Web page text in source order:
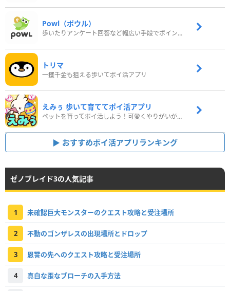
Powl（ポウル）
歩いたりアンケート回答など幅広い手段でポイントをゲット
トリマ
一攫千金も狙える歩いてポイ活アプリ
えみぅ 歩いて育ててポイ活アプリ
ペットを育ってポイ活しよう！可愛くやりがいがある新感覚アプリ
おすすめポイ活アプリランキング
ゼノブレイド3の人気記事
1 未確認巨大モンスターのクエスト攻略と受注場所
2 不動のゴンザレスの出現場所とドロップ
3 恩讐の先へのクエスト攻略と受注場所
4 真白な歪なブローチの入手方法